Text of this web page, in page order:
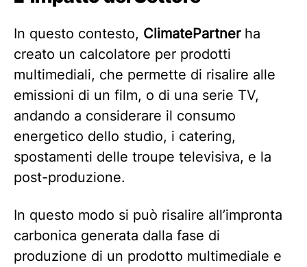
In questo contesto, ClimatePartnerha
creato un calcolatore per prodotti
multimediali, che permette di risalire alle
emissioni di un film, o di una serie TV,
andando a considerare il consumo
energetico dello studio, i catering,
spostamenti delle troupe televisiva, e la
post-produzione.
In questo modo si può risalire all’impronta
carbonica generata dalla fase di
produzione di un prodotto multimediale e